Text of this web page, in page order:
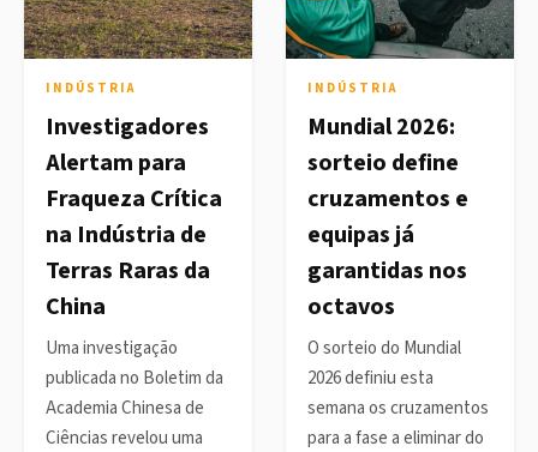
INDÚSTRIA
Investigadores
Alertam para
Fraqueza Crítica
na Indústria de
Terras Raras da
China
Uma investigação
publicada no Boletim da
Academia Chinesa de
Ciências revelou uma
INDÚSTRIA
Mundial 2026:
sorteio define
cruzamentos e
equipas já
garantidas nos
octavos
O sorteio do Mundial
2026 definiu esta
semana os cruzamentos
para a fase a eliminar do